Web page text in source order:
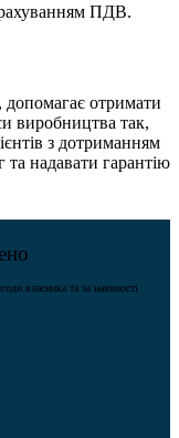
ПДВ.
допомагає отримати
виробництва так,
з дотриманням
та надавати гарантію
власника та за наявності